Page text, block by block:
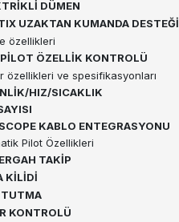
DÜMEN
UZAKTAN KUMANDA DESTEĞİ
özellikleri
ÖZELLİK KONTROLÜ
özellikleri ve spesifikasyonları
HIZ/SICAKLIK
KABLO ENTEGRASYONU
Pilot Özellikleri
TAKİP
KİLİDİ
KONTROLÜ